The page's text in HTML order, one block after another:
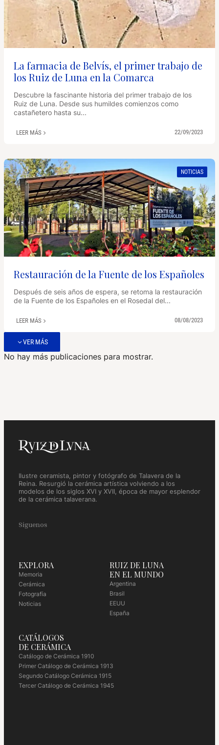
La farmacia de Belvís, el primer trabajo de
los Ruiz de Luna en la Comarca
Descubre la fascinante historia del primer trabajo de los
Ruiz de Luna. Desde sus humildes comienzos como
castañetero hasta su...
LEER MÁS 22/09/2023
NOTICIAS
Restauración de la Fuente de los Españoles
Después de seis años de espera, se retoma la restauración
de la Fuente de los Españoles en el Rosedal del...
LEER MÁS 08/08/2023
VER MÁS
No hay más publicaciones para mostrar.
Ilustre ceramista, pintor y fotógrafo de Talavera de la
Reina. Resurgió la cerámica artística volviendo a los
modelos de los siglos XVI y XVII, época de mayor esplendor
de la cerámica talaverana.
Siguenos
EXPLORA
Memoria
Cerámica
Fotografía
Noticias
RUIZ DE LUNA
EN EL MUNDO
Argentina
Brasil
EEUU
España
CATÁLOGOS
DE CERÁMICA
Catálogo de Cerámica 1910
Primer Catálogo de Cerámica 1913
Segundo Catálogo Cerámica 1915
Tercer Catálogo de Cerámica 1945